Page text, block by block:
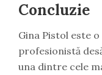
Concluzie
Gina Pistol este
profesionistă
una dintre cele